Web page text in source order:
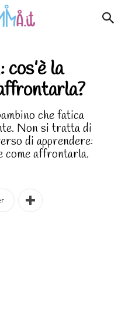
la
che fatica
Non si tratta di
di apprendere:
come affrontarla.